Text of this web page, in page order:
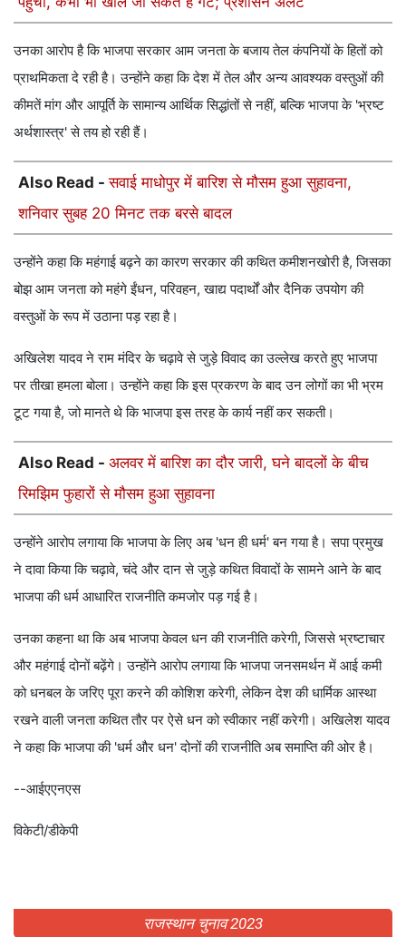
उनका आरोप है कि भाजपा सरकार आम जनता के बजाय तेल कंपनियों के हितों को
प्राथमिकता दे रही है। उन्होंने कहा कि देश में तेल और अन्य आवश्यक वस्तुओं की
कीमतें मांग और आपूर्ति के सामान्य आर्थिक सिद्धांतों से नहीं, बल्कि भाजपा के 'भ्रष्ट
अर्थशास्त्र' से तय हो रही हैं।
Also Read -सवाई माधोपुर में बारिश से मौसम हुआ सुहावना,
शनिवार सुबह 20 मिनट तक बरसे बादल
उन्‍होंने कहा कि महंगाई बढ़ने का कारण सरकार की कथित कमीशनखोरी है, जिसका
बोझ आम जनता को महंगे ईंधन, परिवहन, खाद्य पदार्थों और दैनिक उपयोग की
वस्तुओं के रूप में उठाना पड़ रहा है।
अखिलेश यादव ने राम मंदिर के चढ़ावे से जुड़े विवाद का उल्लेख करते हुए भाजपा
पर तीखा हमला बोला। उन्होंने कहा कि इस प्रकरण के बाद उन लोगों का भी भ्रम
टूट गया है, जो मानते थे कि भाजपा इस तरह के कार्य नहीं कर सकती।
Also Read - अलवर में बारिश का दौर जारी, घने बादलों के बीच
रिमझिम फुहारों से मौसम हुआ सुहावना
उन्होंने आरोप लगाया कि भाजपा के लिए अब 'धन ही धर्म' बन गया है। सपा प्रमुख
ने दावा किया कि चढ़ावे, चंदे और दान से जुड़े कथित विवादों के सामने आने के बाद
भाजपा की धर्म आधारित राजनीति कमजोर पड़ गई है।
उनका कहना था कि अब भाजपा केवल धन की राजनीति करेगी, जिससे भ्रष्टाचार
और महंगाई दोनों बढ़ेंगे। उन्होंने आरोप लगाया कि भाजपा जनसमर्थन में आई कमी
को धनबल के जरिए पूरा करने की कोशिश करेगी, लेकिन देश की धार्मिक आस्था
रखने वाली जनता कथित तौर पर ऐसे धन को स्वीकार नहीं करेगी। अखिलेश यादव
ने कहा कि भाजपा की 'धर्म और धन' दोनों की राजनीति अब समाप्ति की ओर है।
--आईएएनएस
विकेटी/डीकेपी
राजस्थान चुनाव 2023